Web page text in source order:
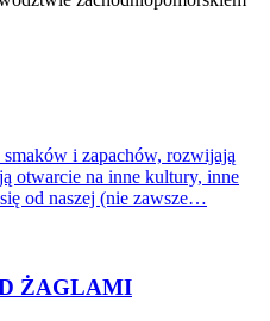
i zapachów, rozwijają
otwarcie na inne kultury, inne
od naszej (nie zawsze…
ŻAGLAMI